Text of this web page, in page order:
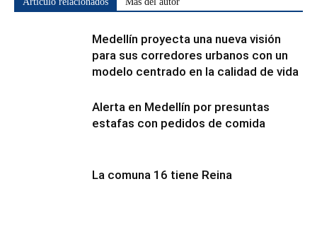
Medellín proyecta una nueva visión
para sus corredores urbanos con un
modelo centrado en la calidad de vida
Alerta en Medellín por presuntas
estafas con pedidos de comida
La comuna 16 tiene Reina